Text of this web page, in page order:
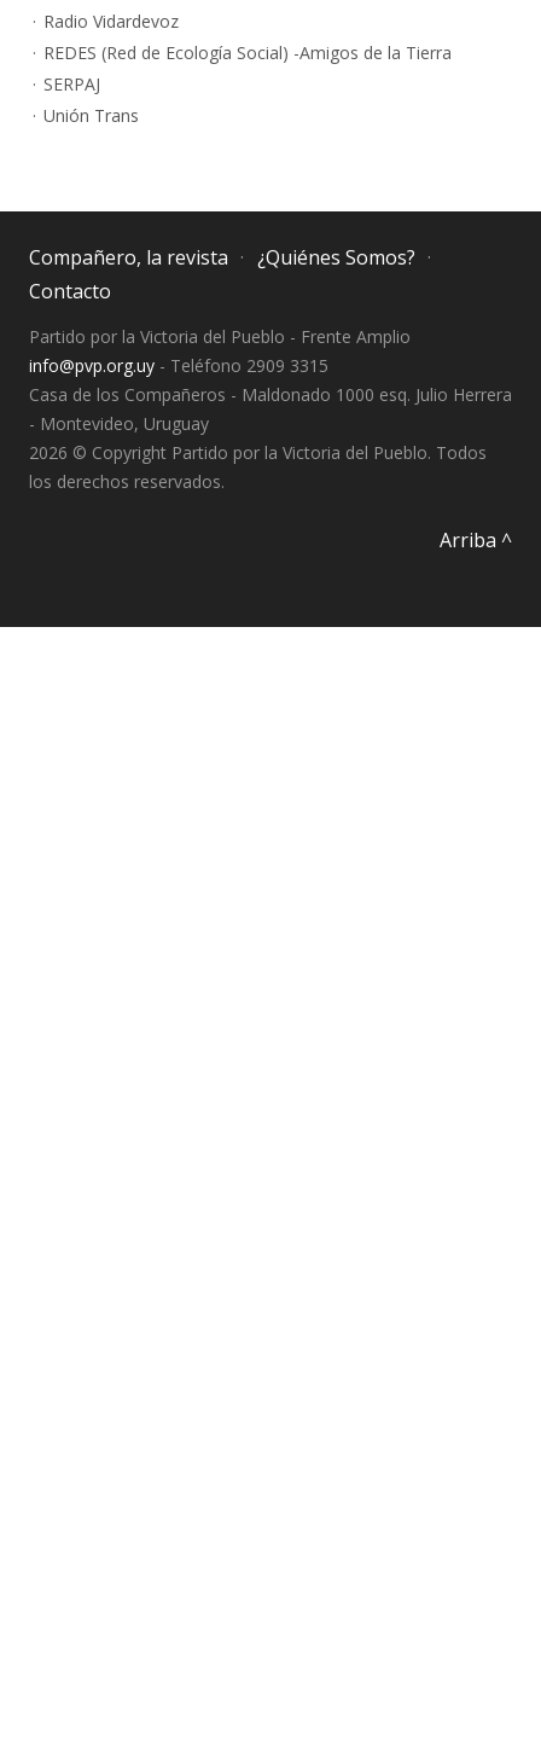
Radio Vidardevoz
REDES (Red de Ecología Social) -Amigos de la Tierra
SERPAJ
Unión Trans
Compañero, la revista
¿Quiénes Somos?
Contacto
Partido por la Victoria del Pueblo - Frente Amplio
info@pvp.org.uy - Teléfono 2909 3315
Casa de los Compañeros - Maldonado 1000 esq. Julio Herrera
- Montevideo, Uruguay
2026 © Copyright Partido por la Victoria del Pueblo. Todos
los derechos reservados.
Arriba ^